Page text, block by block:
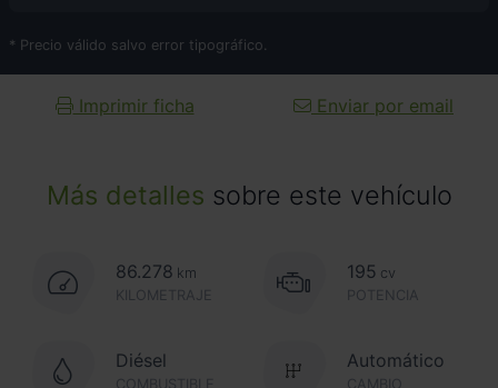
Más detalles sobre este vehículo
86.278 km
KILOMETRAJE
195 cv
POTENCIA
Diésel
COMBUSTIBLE CAMBIO
Automático
* Precio válido salvo error tipográfico.
Imprimir ficha Enviar por email